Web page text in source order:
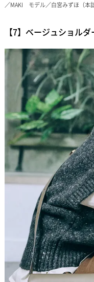
／MAKI モデル／白宮みずほ（本
【7】ベージュショル